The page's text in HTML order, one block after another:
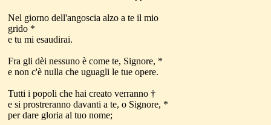
Nel giorno dell'angoscia alzo a te il mio
grido *
e tu mi esaudirai.
Fra gli dèi nessuno è come te, Signore, *
e non c'è nulla che uguagli le tue opere.
Tutti i popoli che hai creato verranno †
e si prostreranno davanti a te, o Signore, *
per dare gloria al tuo nome;